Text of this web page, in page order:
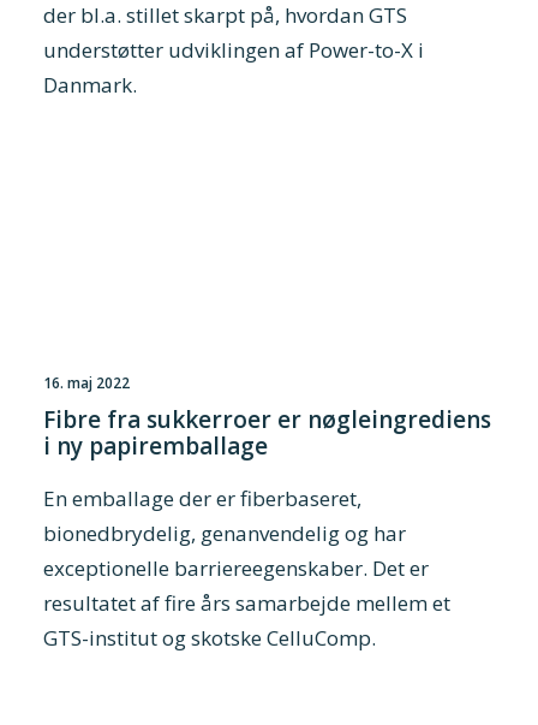
der bl.a. stillet skarpt på, hvordan GTS
understøtter udviklingen af Power-to-X i
Danmark.
16. maj 2022
Fibre fra sukkerroer er nøgleingrediens
i ny papiremballage
En emballage der er fiberbaseret,
bionedbrydelig, genanvendelig og har
exceptionelle barriereegenskaber. Det er
resultatet af fire års samarbejde mellem et
GTS-institut og skotske CelluComp.